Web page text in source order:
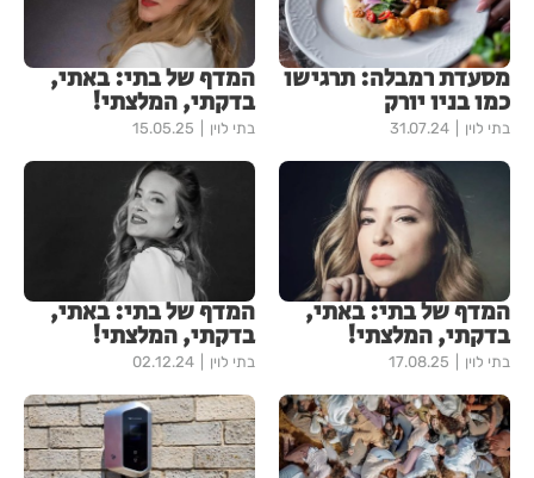
מסעדת רמבלה: תרגישו
כמו בניו יורק
בתי לוין 31.07.24
המדף של בתי: באתי,
בדקתי, המלצתי!
בתי לוין 15.05.25
המדף של בתי: באתי,
בדקתי, המלצתי!
בתי לוין 17.08.25
המדף של בתי: באתי,
בדקתי, המלצתי!
בתי לוין 02.12.24